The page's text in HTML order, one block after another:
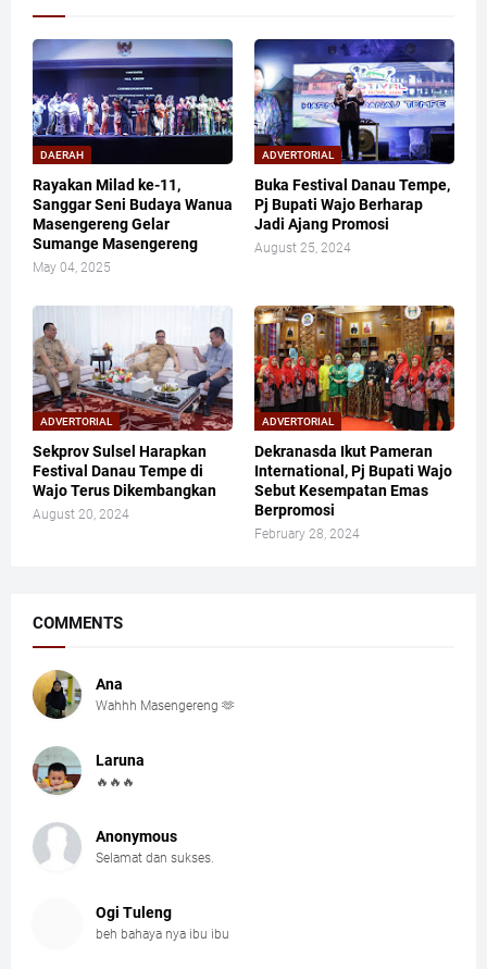
DAERAH
Rayakan Milad ke-11,
Sanggar Seni Budaya Wanua
Masengereng Gelar
Sumange Masengereng
May 04, 2025
ADVERTORIAL
Buka Festival Danau Tempe,
Pj Bupati Wajo Berharap
Jadi Ajang Promosi
August 25, 2024
ADVERTORIAL
Sekprov Sulsel Harapkan
Festival Danau Tempe di
Wajo Terus Dikembangkan
August 20, 2024
ADVERTORIAL
Dekranasda Ikut Pameran
International, Pj Bupati Wajo
Sebut Kesempatan Emas
Berpromosi
February 28, 2024
COMMENTS
Ana
Wahhh Masengereng 🫶
Laruna
🔥🔥🔥
Anonymous
Selamat dan sukses.
Ogi Tuleng
beh bahaya nya ibu ibu